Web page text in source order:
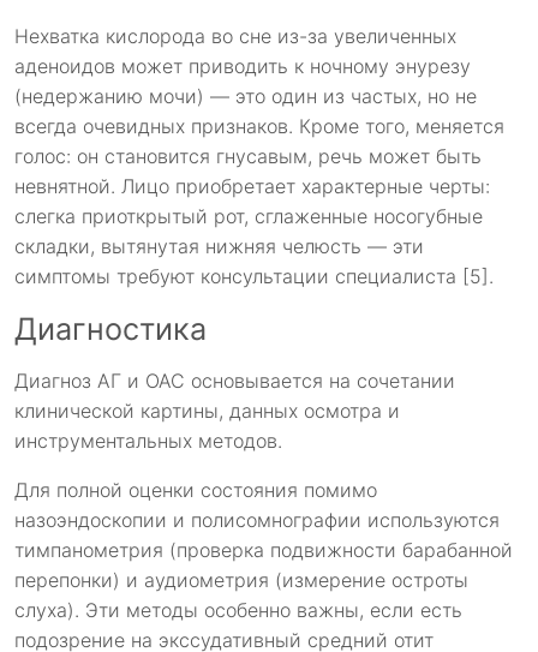
Нехватка кислорода во сне из-за увеличенных
аденоидов может приводить к ночному энурезу
(недержанию мочи) — это один из частых, но не
всегда очевидных признаков. Кроме того, меняется
голос: он становится гнусавым, речь может быть
невнятной. Лицо приобретает характерные черты:
слегка приоткрытый рот, сглаженные носогубные
складки, вытянутая нижняя челюсть — эти
симптомы требуют консультации специалиста [5].
Диагностика
Диагноз АГ и ОАС основывается на сочетании
клинической картины, данных осмотра и
инструментальных методов.
Для полной оценки состояния помимо
назоэндоскопии и полисомнографии используются
тимпанометрия (проверка подвижности барабанной
перепонки) и аудиометрия (измерение остроты
слуха). Эти методы особенно важны, если есть
подозрение на экссудативный средний отит